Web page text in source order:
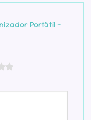
Portátil –